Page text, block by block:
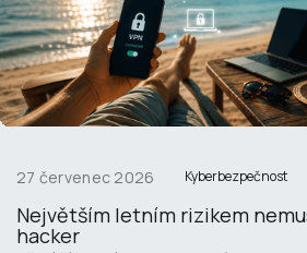
27 červenec 2026 Kyberbezpečnost
Největším letním rizikem
hacker